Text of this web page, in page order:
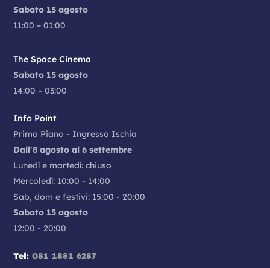
Sabato 15 agosto
11:00 – 01:00
The Space Cinema
Sabato 15 agosto
14:00 – 03:00
Info Point
Primo Piano - Ingresso Ischia
Dall'8 agosto al 6 settembre
Lunedì e martedì: chiuso
Mercoledì: 10:00 - 14:00
Sab, dom e festivi: 15:00 - 20:00
Sabato 15 agosto
12:00 - 20:00
Tel: 081 1881 6287